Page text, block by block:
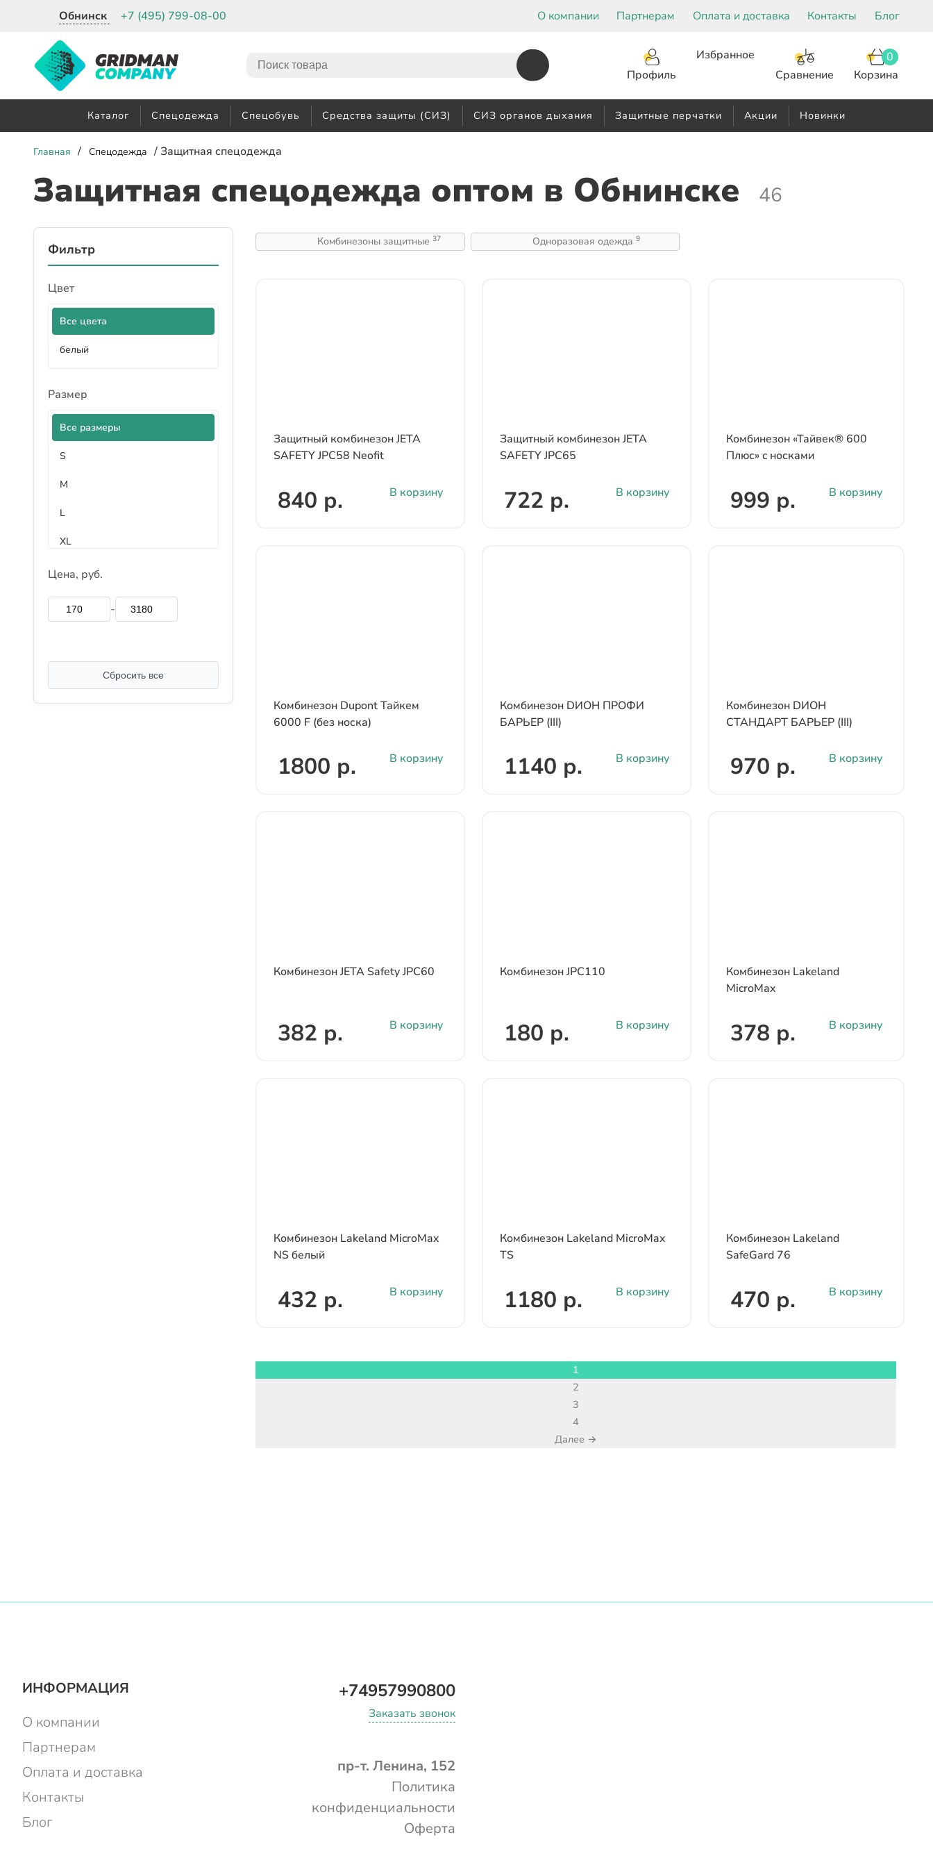
Обнинск +7 (495) 799-08-00 О компании Партнерам Оплата и доставка Контакты Блог
Профиль
Избранное
Сравнение
Корзина
0
Каталог Спецодежда Спецобувь Средства защиты (СИЗ) СИЗ органов дыхания Защитные перчатки Акции Новинки
Главная / Спецодежда / Защитная спецодежда
Защитная спецодежда оптом в Обнинске 46
Фильтр
Цвет
Все цвета
белый
Размер
Все размеры
S
M
L
XL
XXL
XXXL
Цена, руб.
-
Сбросить все
Комбинезоны защитные 37 Одноразовая одежда 9
Защитный комбинезон JETA
SAFETY JPC58 Neofit
840 р. В корзину
Защитный комбинезон JETA
SAFETY JPC65
722 р. В корзину
Комбинезон «Тайвек® 600
Плюс» c носками
999 р. В корзину
Комбинезон Dupont Тайкем
6000 F (без носка)
1800 р. В корзину
Комбинезон DИОН ПРОФИ
БАРЬЕР (III)
1140 р. В корзину
Комбинезон DИОН
СТАНДАРТ БАРЬЕР (III)
970 р. В корзину
Комбинезон JETA Safety JPC60
382 р. В корзину
Комбинезон JPC110
180 р. В корзину
Комбинезон Lakeland
MicroMax
378 р. В корзину
Комбинезон Lakeland MicroMax
NS белый
432 р. В корзину
Комбинезон Lakeland MicroMax
TS
1180 р. В корзину
Комбинезон Lakeland
SafeGard 76
470 р. В корзину
1
2
3
4
Далее →
ИНФОРМАЦИЯ
О компании
Партнерам
Оплата и доставка
Контакты
Блог
+74957990800
Заказать звонок
пр-т. Ленина, 152
Политика
конфиденциальности
Оферта